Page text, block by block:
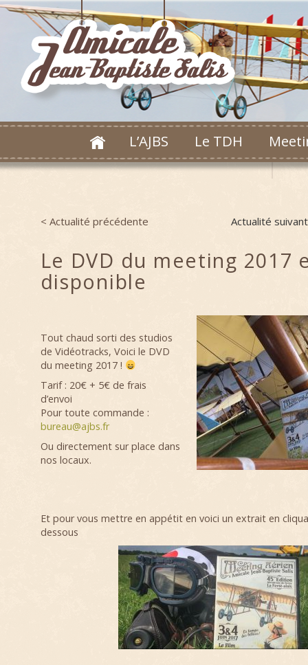
L’AJBS Le TDH
Post navigation
Actualité
< Actualité précédente
Le DVD du meeting 2017
disponible
Tout chaud sorti des studios
de Vidéotracks, Voici le DVD
du meeting 2017 !
Tarif : 20€ + 5€ de frais
d’envoi
Pour toute commande :
bureau@ajbs.fr
Ou directement sur place dans
nos locaux.
Et pour vous mettre en appétit en voici un extrait en
dessous